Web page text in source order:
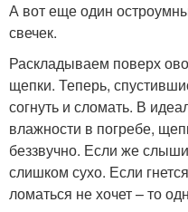
А вот еще один
свечек.
Раскладываем поверх
щепки. Теперь,
согнуть и сломать. В
влажности в погребе,
беззвучно. Если же
слишком сухо. Если
ломаться не хочет – то